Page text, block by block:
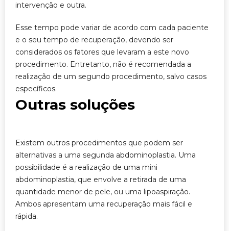
intervenção e outra.
Esse tempo pode variar de acordo com cada paciente
e o seu tempo de recuperação, devendo ser
considerados os fatores que levaram a este novo
procedimento. Entretanto, não é recomendada a
realização de um segundo procedimento, salvo casos
específicos.
Outras soluções
Existem outros procedimentos que podem ser
alternativas a uma segunda abdominoplastia. Uma
possibilidade é a realização de uma mini
abdominoplastia, que envolve a retirada de uma
quantidade menor de pele, ou uma lipoaspiração.
Ambos apresentam uma recuperação mais fácil e
rápida.